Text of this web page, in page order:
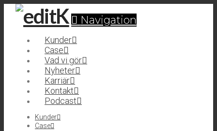
Navigation
Kunder
Case
Vad vi gör
Nyheter
Karriär
Kontakt
Podcast
Kunder
Case